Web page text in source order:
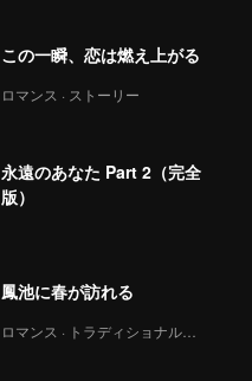
この一瞬、恋は燃え上がる
ロマンス · ストーリー
永遠のあなた Part 2（完全
版）
鳳池に春が訪れる
ロマンス · トラディショナル・コスチューム